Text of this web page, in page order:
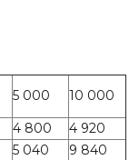
5 000
10 000
4 800
4 920
5 040
9 840